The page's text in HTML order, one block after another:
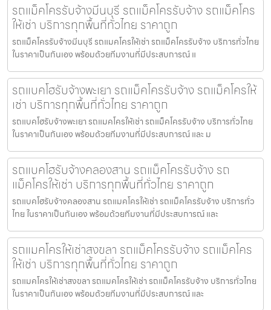
รถแม็คโครรับจ้างมีนบุรี รถแม็คโครรับจ้าง รถแม็คโคร
ให้เช่า บริการทุกพื้นที่ทั่วไทย ราคาถูก
รถแม็คโครรับจ้างมีนบุรี รถแมคโครให้เช่า รถแม็คโครรับจ้าง บริการทั่วไทย
ในราคาเป็นกันเอง พร้อมด้วยทีมงานที่มีประสบการณ์ แ
รถแบคโฮรับจ้างพะเยา รถแม็คโครรับจ้าง รถแม็คโครให้
เช่า บริการทุกพื้นที่ทั่วไทย ราคาถูก
รถแบคโฮรับจ้างพะเยา รถแมคโครให้เช่า รถแม็คโครรับจ้าง บริการทั่วไทย
ในราคาเป็นกันเอง พร้อมด้วยทีมงานที่มีประสบการณ์ และ ม
รถแบคโฮรับจ้างคลองสาน รถแม็คโครรับจ้าง รถ
แม็คโครให้เช่า บริการทุกพื้นที่ทั่วไทย ราคาถูก
รถแบคโฮรับจ้างคลองสาน รถแมคโครให้เช่า รถแม็คโครรับจ้าง บริการทั่ว
ไทย ในราคาเป็นกันเอง พร้อมด้วยทีมงานที่มีประสบการณ์ และ
รถแมคโครให้เช่าสงขลา รถแม็คโครรับจ้าง รถแม็คโคร
ให้เช่า บริการทุกพื้นที่ทั่วไทย ราคาถูก
รถแมคโครให้เช่าสงขลา รถแมคโครให้เช่า รถแม็คโครรับจ้าง บริการทั่วไทย
ในราคาเป็นกันเอง พร้อมด้วยทีมงานที่มีประสบการณ์ และ